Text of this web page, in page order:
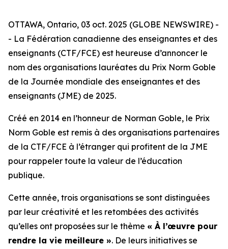
OTTAWA, Ontario, 03 oct. 2025 (GLOBE NEWSWIRE) -
- La Fédération canadienne des enseignantes et des
enseignants (CTF/FCE) est heureuse d’annoncer le
nom des organisations lauréates du Prix Norm Goble
de la Journée mondiale des enseignantes et des
enseignants (JME) de 2025.
Créé en 2014 en l’honneur de Norman Goble, le Prix
Norm Goble est remis à des organisations partenaires
de la CTF/FCE à l’étranger qui profitent de la JME
pour rappeler toute la valeur de l’éducation
publique.
Cette année, trois organisations se sont distinguées
par leur créativité et les retombées des activités
qu’elles ont proposées sur le thème « À l’œuvre pour
rendre la vie meilleure ». De leurs initiatives se